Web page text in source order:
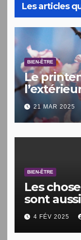
Les articles
BIEN-ÊTRE
Le
21 MAR 2025
BIEN-ÊTRE
Les
sont
faire.
4 FÉV 2025